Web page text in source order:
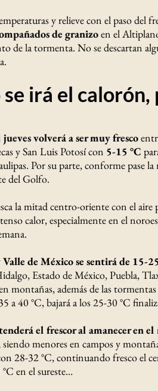
y relieve con el paso del
de granizoen el
de la tormenta. No se descartan
irá el calorón,
volverá a ser muy fresco
y San Luis Potosí con 5-15 °C
Por su parte, conforme pase la
del Golfo.
la mitad centro-oriente con el aire
calor, especialmente en el
de México se sentirá de 15-
Estado de México, Puebla,
montañas, además de las
a 40 °C, bajará a los 25-30 °C
el frescor al amanecer en
menores en campos y
28-32 °C, continuando fresco el
en el sureste…